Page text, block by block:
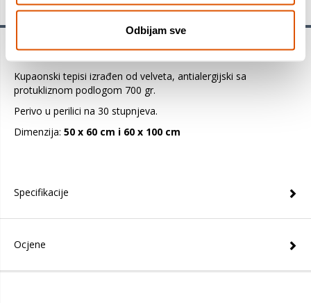
Odbijam sve
Kupaonski set tepiha KUPA 2 komada
Kupaonski tepisi izrađen od velveta, antialergijski sa
protukliznom podlogom 700 gr.
Perivo u perilici na 30 stupnjeva.
Dimenzija: 50 x 60 cm i 60 x 100 cm
Specifikacije
Ocjene